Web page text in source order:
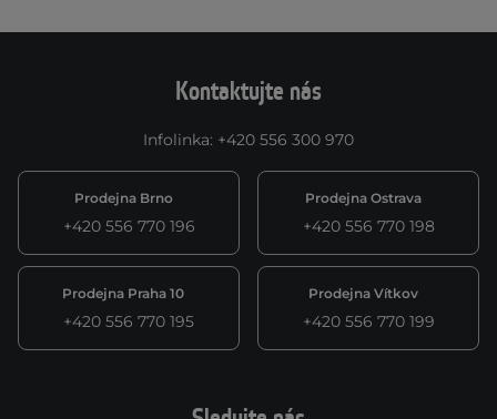
Kontaktujte nás
Infolinka: +420 556 300 970
Prodejna Brno
+420 556 770 196
Prodejna Ostrava
+420 556 770 198
Prodejna Praha 10
+420 556 770 195
Prodejna Vítkov
+420 556 770 199